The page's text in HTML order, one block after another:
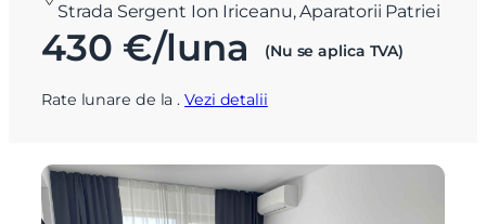
Strada Sergent Ion Iriceanu, Aparatorii Patriei
430 €/luna (Nu se aplica TVA)
Rate lunare de la.Vezi detalii